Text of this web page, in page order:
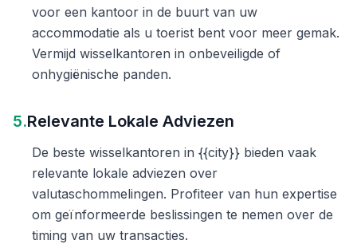
voor een kantoor in de buurt van uw
accommodatie als u toerist bent voor meer gemak.
Vermijd wisselkantoren in onbeveiligde of
onhygiënische panden.
5.Relevante Lokale Adviezen
De beste wisselkantoren in {{city}} bieden vaak
relevante lokale adviezen over
valutaschommelingen. Profiteer van hun expertise
om geïnformeerde beslissingen te nemen over de
timing van uw transacties.